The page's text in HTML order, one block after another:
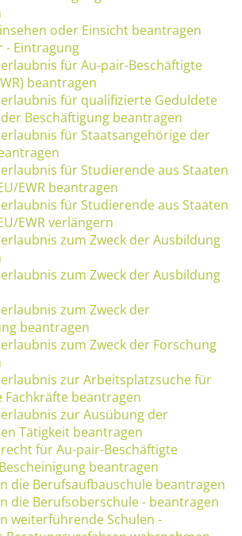
oder Einsicht beantragen
- Eintragung
für Au-pair-Beschäftigte
beantragen
für qualifizierte Geduldete
Beschäftigung beantragen
für Staatsangehörige der
für Studierende aus Staaten
EWR beantragen
für Studierende aus Staaten
EWR verlängern
zum Zweck der Ausbildung
zum Zweck der Ausbildung
zum Zweck der
beantragen
zum Zweck der Forschung
zur Arbeitsplatzsuche für
Fachkräfte beantragen
zur Ausübung der
Tätigkeit beantragen
für Au-pair-Beschäftigte
beantragen
die Berufsaufbauschule beantragen
die Berufsoberschule - beantragen
weiterführende Schulen -